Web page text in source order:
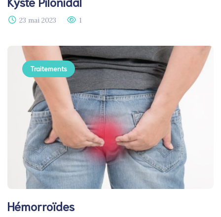
23 mai 2023 1
Traitements
Hémorroïdes